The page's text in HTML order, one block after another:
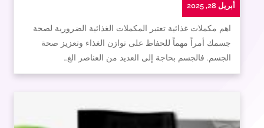
أبريل 28, 2025
اهم مكملات غذائية تعتبر المكملات الغذائية الضرورية لصحة
جسمك أمراً مهماً للحفاظ على توازن الغذاء وتعزيز صحة
الجسم. فالجسم بحاجة إلى العديد من العناصر الغ…